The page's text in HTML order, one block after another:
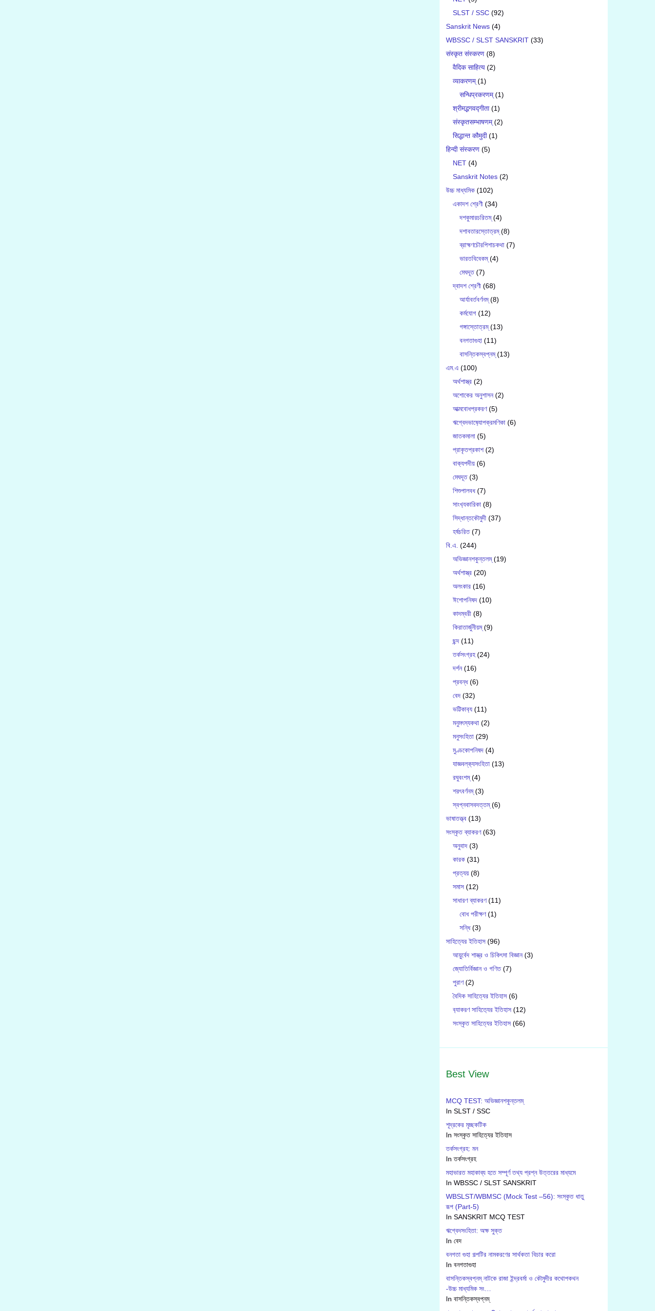
SLST / SSC (92)
Sanskrit News (4)
WBSSC / SLST SANSKRIT (33)
संस्कृत संस्करण (8)
वैदिक साहित्य (2)
व्याकरणम्(1)
सन्धिप्रकरणम्(1)
श्रीमद्भगवद्गीता(1)
संस्कृतसम्भाषणम्(2)
सिद्धान्त कौमुदी(1)
हिन्दी संस्करण (5)
NET (4)
Sanskrit Notes (2)
উচ্চ মাধ্যমিক (102)
একাদশ শ্রেণী (34)
দশকুমারচরিতম্(4)
দশাবতারস্তোত্রম্(8)
ব্রাহ্মণচৌরপিশাচকথা (7)
ভারতবিবেকম্(4)
মেঘদূত(7)
দ্বাদশ শ্রেণী (68)
আর্যাবর্তবর্ণনম্(8)
কর্মযোগ (12)
গঙ্গাস্তোত্রম্(13)
বনগতাগুহা (11)
বাসন্তিকস্বপ্নম্(13)
এম.এ (100)
অর্থশাস্ত্র (2)
অশোকের অনুশাসন(2)
আত্মবোধপ্রকরণ(5)
ঋগ্বেদভাষ‍্যোপক্রমণিকা (6)
জাতকমালা (5)
প্রাকৃতপ্রকাশ(2)
বাক‍্যপদীয় (6)
মেঘদূত(3)
শিশুপালবধ(7)
সাংখ‍্যকারিকা (8)
সিদ্ধান্তকৌমুদী (37)
হর্ষচরিত(7)
বি.এ. (244)
অভিজ্ঞানশকুন্তলম্(19)
অর্থশাস্ত্র (20)
অলংকার (16)
ঈশোপনিষদ (10)
কাদম্বরী (8)
কিরাতার্জুনীয়ম্(9)
ছন্দ (11)
তর্কসংগ্রহ(24)
দর্শন(16)
প্রবন্ধ(6)
বেদ (32)
ভট্টিকাব‍্য (11)
মনুমৎস্যকথা (2)
মনুসংহিতা (29)
মুণ্ডকোপনিষদ (4)
যাজ্ঞবল্ক‍্যসংহিতা (13)
রঘুবংশম্(4)
শরৎবর্ণনম্(3)
স্বপ্নবাসবদত্তম্(6)
ভাষাতত্ত্ব (13)
সংস্কৃত ব্যাকরণ(63)
অনুবাদ (3)
কারক (31)
প্রত্যয় (8)
সমাস (12)
সাধারণ ব্যাকরণ(11)
বোধ পরীক্ষণ(1)
সন্ধি(3)
সাহিত্যের ইতিহাস (96)
আয়ুর্বেদ শাস্ত্র ও চিকিৎসা বিজ্ঞান(3)
জ্যোতির্বিজ্ঞান ও গণিত(7)
পুরাণ(2)
বৈদিক সাহিত্যের ইতিহাস (6)
ব‍্যাকরণ সাহিত‍্যের ইতিহাস (12)
সংস্কৃত সাহিত্যের ইতিহাস (66)
Best View
MCQ TEST: অভিজ্ঞানশকুন্তলম্
In SLST / SSC
শূদ্রকের মৃচ্ছকটিক
In সংস্কৃত সাহিত্যের ইতিহাস
তর্কসংগ্রহ: মন
In তর্কসংগ্রহ
মহাভারত মহাকাব্য হতে সম্পূর্ণ তথ্য প্রশ্ন উত্তরের মাধ্যমে
In WBSSC / SLST SANSKRIT
WBSLST/WBMSC (Mock Test –56): সংস্কৃত ধাতু
রূপ (Part-5)
In SANSKRIT MCQ TEST
ঋগ্বেদসংহিতা: অক্ষ সুক্ত
In বেদ
বনগতা গুহা গল্পটির নামকরণের সার্থকতা বিচার করো
In বনগতাগুহা
বাসন্তিকস্বপ্নম্ নাটকে রাজা ইন্দ্রবর্মা ও কৌমুদীর কথোপকথন
-উচ্চ মাধ্যমিক সং…
In বাসন্তিকস্বপ্নম্